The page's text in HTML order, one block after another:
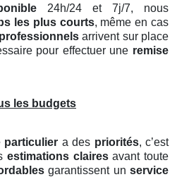
24h/24 et 7j/7, nous
les plus courts, même en cas
professionnelsarrivent sur place
pour effectuer une remise
les budgets
particulier a des priorités, c’est
estimations clairesavant toute
garantissent un service